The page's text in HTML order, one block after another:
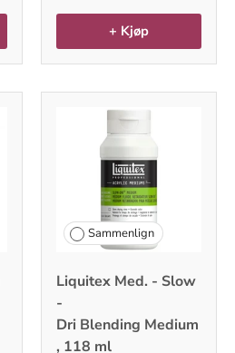
+ Kjøp
Sammenlign
Liquitex Med. - Slow
-
Dri Blending Medium
, 118 ml